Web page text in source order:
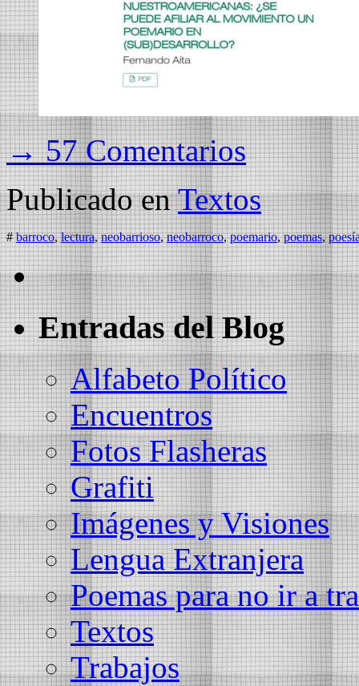
→ 57 Comentarios
Publicado en Textos
# barroco,lectura,neobarrioso,neobarroco,poemario,poemas,
Entradas del Blog
Alfabeto Político
Encuentros
Fotos Flasheras
Grafiti
Imágenes y Visiones
Lengua Extranjera
Poemas para no ir a
Textos
Trabajos